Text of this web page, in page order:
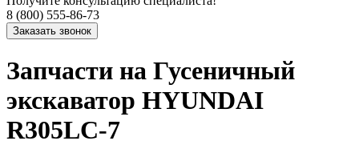
8 (800) 555-86-73
Запчасти на Гусеничный
экскаватор HYUNDAI
R305LC-7